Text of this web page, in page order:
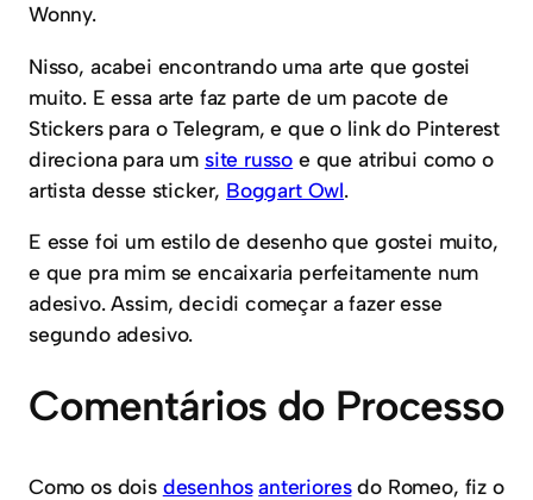
Wonny.
Nisso, acabei encontrando uma arte que gostei
muito. E essa arte faz parte de um pacote de
Stickers para o Telegram, e que o link do Pinterest
direciona para um site russo e que atribui como o
artista desse sticker, Boggart Owl.
E esse foi um estilo de desenho que gostei muito,
e que pra mim se encaixaria perfeitamente num
adesivo. Assim, decidi começar a fazer esse
segundo adesivo.
Comentários do Processo
Como os dois desenhos anterioresdo Romeo, fiz o